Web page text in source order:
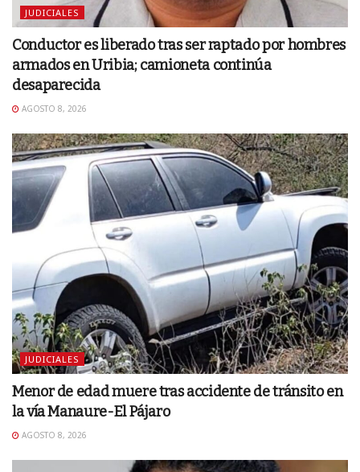
JUDICIALES
Conductor es liberado tras ser raptado por hombres
armados en Uribia; camioneta continúa
desaparecida
AGOSTO 8, 2026
JUDICIALES
Menor de edad muere tras accidente de tránsito en
la vía Manaure-El Pájaro
AGOSTO 8, 2026